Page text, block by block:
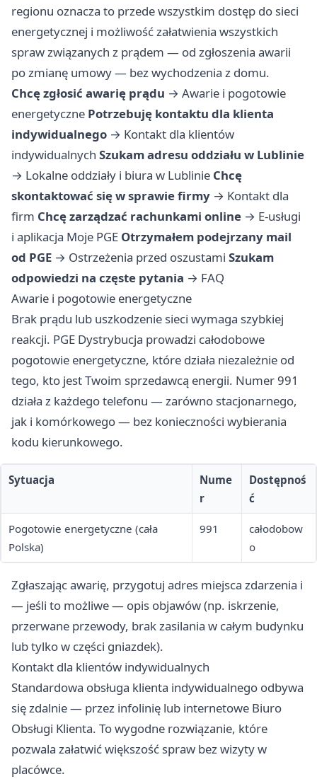
regionu oznacza to przede wszystkim dostęp do sieci
energetycznej i możliwość załatwienia wszystkich
spraw związanych z prądem — od zgłoszenia awarii
po zmianę umowy — bez wychodzenia z domu.
Chcę zgłosić awarię prądu → Awarie i pogotowie
energetyczne Potrzebuję kontaktu dla klienta
indywidualnego → Kontakt dla klientów
indywidualnych Szukam adresu oddziału w Lublinie
→ Lokalne oddziały i biura w Lublinie Chcę
skontaktować się w sprawie firmy → Kontakt dla
firm Chcę zarządzać rachunkami online → E-usługi
i aplikacja Moje PGE Otrzymałem podejrzany mail
od PGE → Ostrzeżenia przed oszustami Szukam
odpowiedzi na częste pytania → FAQ
Awarie i pogotowie energetyczne
Brak prądu lub uszkodzenie sieci wymaga szybkiej
reakcji. PGE Dystrybucja prowadzi całodobowe
pogotowie energetyczne, które działa niezależnie od
tego, kto jest Twoim sprzedawcą energii. Numer 991
działa z każdego telefonu — zarówno stacjonarnego,
jak i komórkowego — bez konieczności wybierania
kodu kierunkowego.
Sytuacja
Nume
r
Dostępnoś
ć
Pogotowie energetyczne (cała
Polska)
991
całodobow
o
Zgłaszając awarię, przygotuj adres miejsca zdarzenia i
— jeśli to możliwe — opis objawów (np. iskrzenie,
przerwane przewody, brak zasilania w całym budynku
lub tylko w części gniazdek).
Kontakt dla klientów indywidualnych
Standardowa obsługa klienta indywidualnego odbywa
się zdalnie — przez infolinię lub internetowe Biuro
Obsługi Klienta. To wygodne rozwiązanie, które
pozwala załatwić większość spraw bez wizyty w
placówce.